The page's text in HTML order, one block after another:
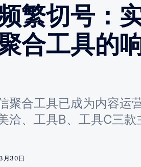
繁切号：
合工具的
聚合工具已成为内容运
洽、工具B、工具C三款
月30日